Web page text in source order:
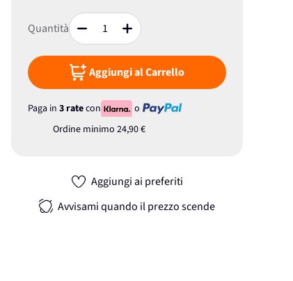
Quantità
Aggiungi al Carrello
Paga in 3 ratecon
o
Ordine minimo 24,90 €
Aggiungi ai preferiti
Avvisami quando il prezzo scende